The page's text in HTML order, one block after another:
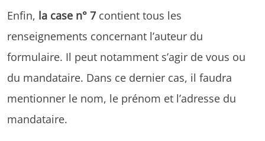
Enfin, la case n° 7contient tous les
renseignements concernant l’auteur du
formulaire. Il peut notamment s’agir de vous ou
du mandataire. Dans ce dernier cas, il faudra
mentionner le nom, le prénom et l’adresse du
mandataire.